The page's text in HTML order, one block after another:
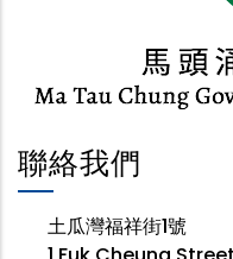
聯絡我們
土瓜灣福祥街1號